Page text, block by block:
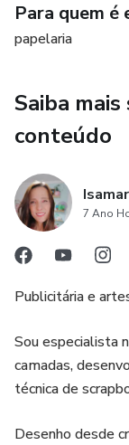
Bônus:
como decoração
Você receberá o
DXF (para
SVG (para
plotters de
Tamanho do
Caixa 6cm (L) x
Anjo 8cm (A) x
Para quem é
papelaria
Saiba
conteúdo
7 Ano
Publicitária e
Sou especialista
camadas,
técnica de
Desenho desde